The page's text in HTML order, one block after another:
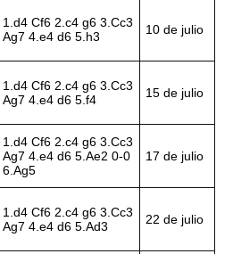
1.d4 Cf6 2.c4 g6 3.Cc3
Ag7 4.e4 d6 5.h3
10 de julio
1.d4 Cf6 2.c4 g6 3.Cc3
Ag7 4.e4 d6 5.f4
15 de julio
1.d4 Cf6 2.c4 g6 3.Cc3
Ag7 4.e4 d6 5.Ae2 0-0
6.Ag5
17 de julio
1.d4 Cf6 2.c4 g6 3.Cc3
Ag7 4.e4 d6 5.Ad3
22 de julio